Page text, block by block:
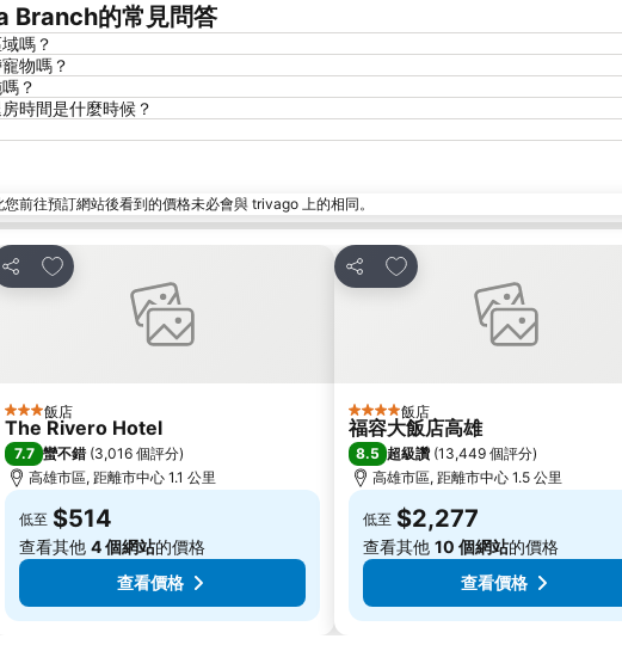
Branch的常見問答
嗎？
物嗎？
？
時間是什麼時候？
前往預訂網站後看到的價格未必會與 trivago 上的相同。
分享
加入我的最愛
3 星級飯店
The Rivero Hotel
7.7 蠻不錯 (3,016 個評分)
高雄市區, 距離市中心 1.1 公里
低至 $514
查看其他 4 個網站的價格
查看價格
分享
加入我的最愛
4 星級 飯店
福容大飯店高雄
8.5 超級讚 (13,449 個評分)
高雄市區, 距離市中心 1.5 公里
低至 $2,277
查看其他 10 個網站的價格
查看價格